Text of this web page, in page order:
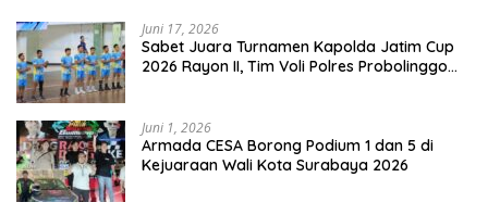
Juni 17, 2026
Sabet Juara Turnamen Kapolda Jatim Cup
2026 Rayon II, Tim Voli Polres Probolinggo
Juni 1, 2026
Armada CESA Borong Podium 1 dan 5 di
Kejuaraan Wali Kota Surabaya 2026